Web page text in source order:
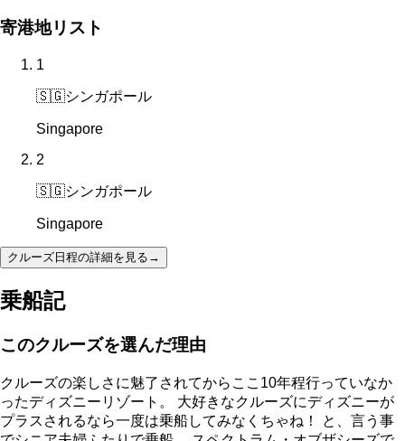
寄港地リスト
1
🇸🇬シンガポール
Singapore
2
🇸🇬シンガポール
Singapore
クルーズ日程の詳細を見る →
乗船記
このクルーズを選んだ理由
クルーズの楽しさに魅了されてからここ10年程行っていなか
ったディズニーリゾート。 大好きなクルーズにディズニーが
プラスされるなら一度は乗船してみなくちゃね！ と、言う事